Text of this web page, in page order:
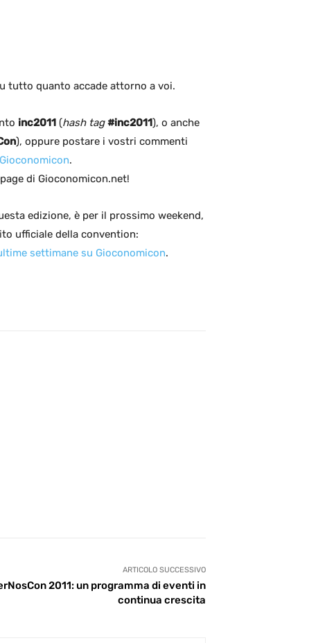
tutto quanto accade attorno a voi.
inc2011 (hash tag #inc2011), o anche
), oppure postare i vostri commenti
Gioconomicon.
di Gioconomicon.net!
edizione, è per il prossimo weekend,
ufficiale della convention:
settimane su Gioconomicon.
ARTICOLO SUCCESSIVO
2011: un programma di eventi in
continua crescita